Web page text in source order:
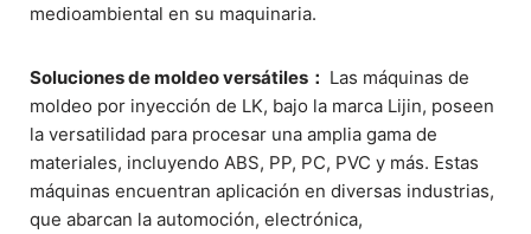
medioambiental en su maquinaria.
Soluciones de moldeo versátiles： Las máquinas de
moldeo por inyección de LK, bajo la marca Lijin, poseen
la versatilidad para procesar una amplia gama de
materiales, incluyendo ABS, PP, PC, PVC y más. Estas
máquinas encuentran aplicación en diversas industrias,
que abarcan la automoción, electrónica,